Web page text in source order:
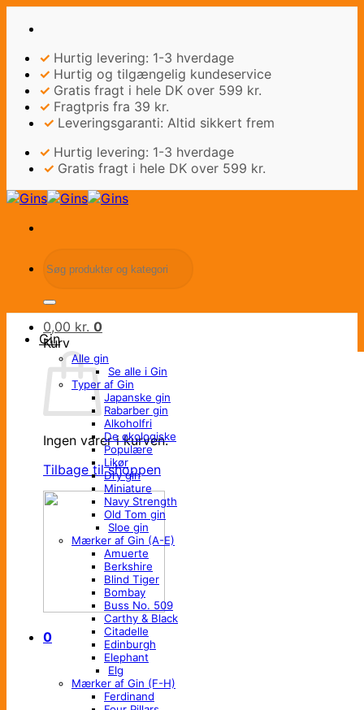
✓ Hurtig levering: 1-3 hverdage
✓ Hurtig og tilgængelig kundeservice
✓ Gratis fragt i hele DK over 599 kr.
✓ Fragtpris fra 39 kr.
✓ Leveringsgaranti: Altid sikkert frem
✓ Hurtig levering: 1-3 hverdage
✓ Gratis fragt i hele DK over 599 kr.
efter:
0,00 kr. 0
Kurv
Ingen varer i kurven.
Tilbage til shoppen
0
Gin
Alle gin
Se alle i Gin
Typer af Gin
Japanske gin
Rabarber gin
Alkoholfri
De økologiske
Populære
Likør
Dry gin
Miniature
Navy Strength
Old Tom gin
Sloe gin
Mærker af Gin (A-E)
Amuerte
Berkshire
Blind Tiger
Bombay
Buss No. 509
Carthy & Black
Citadelle
Edinburgh
Elephant
Elg
Mærker af Gin (F-H)
Ferdinand